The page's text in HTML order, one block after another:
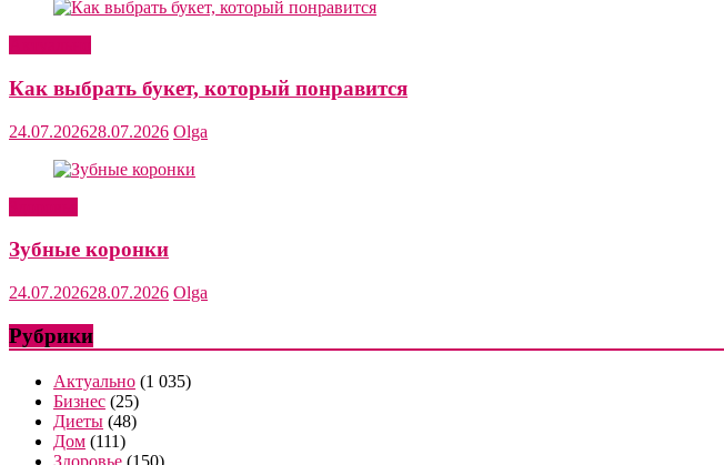
Как выбрать букет, который понравится
24.07.202628.07.2026 Olga
Зубные коронки
24.07.202628.07.2026 Olga
Рубрики
Актуально (1 035)
Бизнес (25)
Диеты (48)
Дом (111)
Здоровье (150)